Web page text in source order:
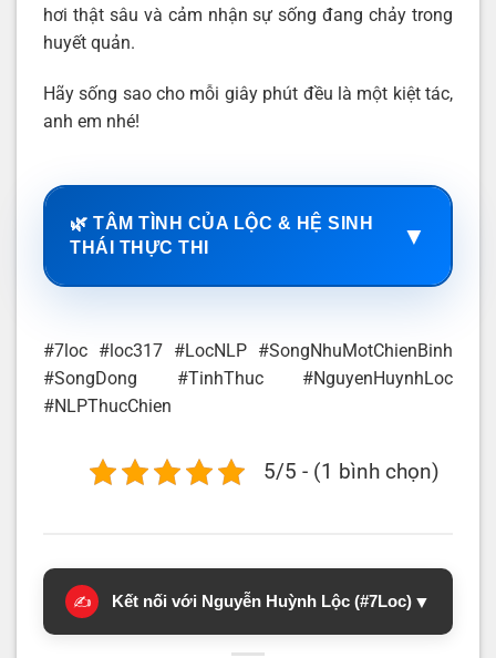
hơi thật sâu và cảm nhận sự sống đang chảy trong
huyết quản.
Hãy sống sao cho mỗi giây phút đều là một kiệt tác,
anh em nhé!
🌿 TÂM TÌNH CỦA LỘC & HỆ SINH
THÁI THỰC THI
▼
#7loc #loc317 #LocNLP #SongNhuMotChienBinh
#SongDong #TinhThuc #NguyenHuynhLoc
#NLPThucChien
5/5 - (1 bình chọn)
✍️ Kết nối với Nguyễn Huỳnh Lộc (#7Loc) ▼